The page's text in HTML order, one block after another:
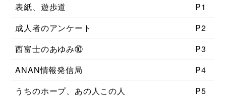
表紙、遊歩道
P1
成人者のアンケート
P2
西富士のあゆみ⑩
P3
ANAN情報発信局
P4
うちのホープ、あの人この人
P5